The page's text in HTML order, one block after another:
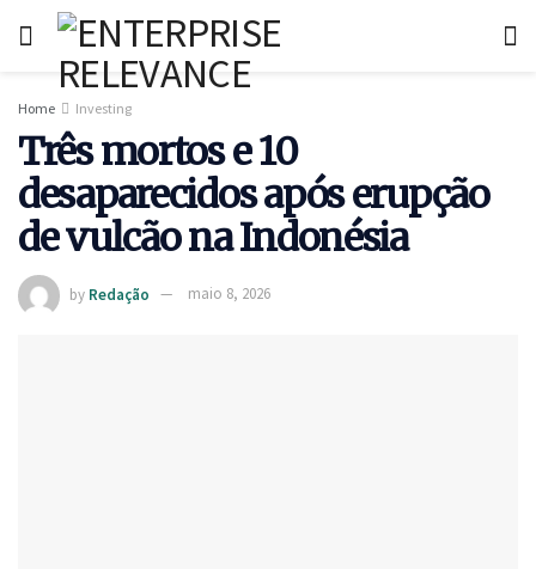
Home Investing
Três mortos e 10
desaparecidos após erupção
de vulcão na Indonésia
by Redação maio 8, 2026